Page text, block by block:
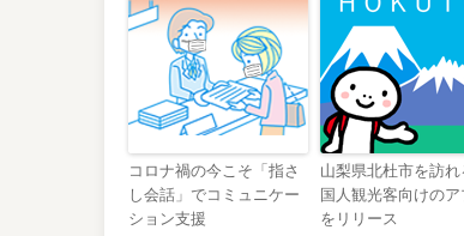
コロナ禍の今こそ「指さ
し会話」でコミュニケー
ション支援
山梨県北杜市を訪れ
国人観光客向けのア
をリリース